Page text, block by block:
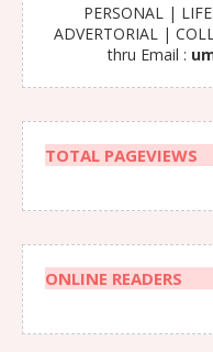
PERSONAL |
ADVERTORIAL |
thru Email :
TOTAL PAGEVIEWS
ONLINE READERS